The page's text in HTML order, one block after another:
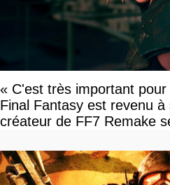
« C'est très important
Final Fantasy est revenu
créateur de FF7 Remake